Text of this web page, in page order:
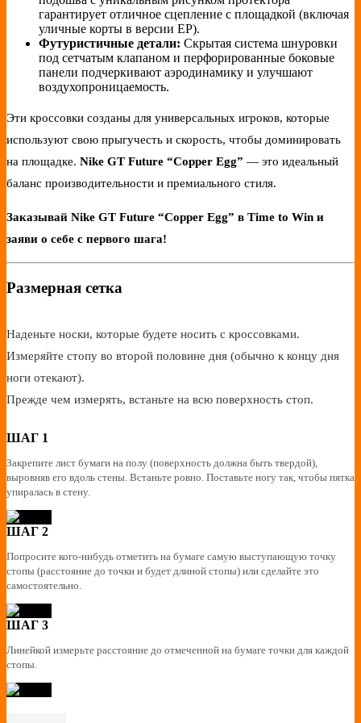
гарантирует отличное сцепление с площадкой (включая
уличные корты в версии EP).
Футуристичные детали: Скрытая система шнуровки
под сетчатым клапаном и перфорированные боковые
панели подчеркивают аэродинамику и улучшают
воздухопроницаемость.
Эти кроссовки созданы для универсальных игроков, которые
используют свою прыгучесть и скорость, чтобы доминировать
на площадке. Nike GT Future “Copper Egg” — это идеальный
баланс производительности и премиального стиля.
Заказывай Nike GT Future “Copper Egg” в Time to Win и
заяви о себе с первого шага!
Размерная сетка
Наденьте носки, которые будете носить с кроссовками.
Измеряйте стопу во второй половине дня (обычно к концу дня
ноги отекают).
Прежде чем измерять, встаньте на всю поверхность стоп.
ШАГ 1
Закрепите лист бумаги на полу (поверхность должна быть твердой),
выровняв его вдоль стены. Встаньте ровно. Поставьте ногу так, чтобы пятка
упиралась в стену.
ШАГ 2
Попросите кого-нибудь отметить на бумаге самую выступающую точку
стопы (расстояние до точки и будет длиной стопы) или сделайте это
самостоятельно.
ШАГ 3
Линейкой измерьте расстояние до отмеченной на бумаге точки для каждой
стопы.